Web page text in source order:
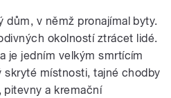
dům, v němž pronajímal byty.
okolností ztrácet lidé.
je jedním velkým smrtícím
skryté místnosti, tajné chodby
pitevny a kremační